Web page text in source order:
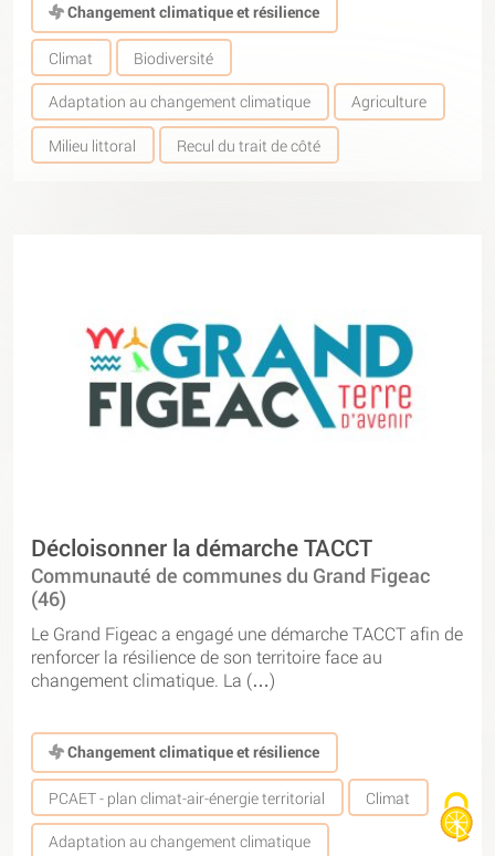
Changement climatique et résilience
Climat Biodiversité
Adaptation au changement climatique Agriculture
Milieu littoral Recul du trait de côté
Décloisonner la démarche TACCT
Communauté de communes du Grand Figeac
(46)
Le Grand Figeac a engagé une démarche TACCT afin de
renforcer la résilience de son territoire face au
changement climatique. La (…)
Changement climatique et résilience
PCAET - plan climat-air-énergie territorial Climat
Adaptation au changement climatique